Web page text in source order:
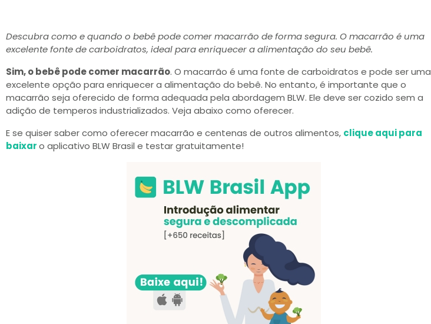
Descubra como e quando o bebê pode comer macarrão de forma segura. O macarrão é uma
excelente fonte de carboidratos, ideal para enriquecer a alimentação do seu bebê.
Sim, o bebê pode comer macarrão. O macarrão é uma fonte de carboidratos e pode ser uma
excelente opção para enriquecer a alimentação do bebê. No entanto, é importante que o
macarrão seja oferecido de forma adequada pela abordagem BLW. Ele deve ser cozido sem a
adição de temperos industrializados. Veja abaixo como oferecer.
E se quiser saber como oferecer macarrão e centenas de outros alimentos, clique aqui para
baixaro aplicativo BLW Brasil e testar gratuitamente!